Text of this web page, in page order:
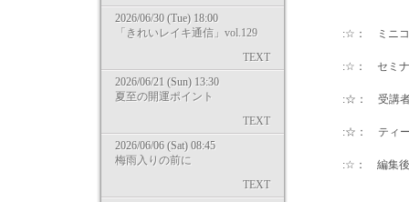
2026/06/30 (Tue) 18:00
「きれいレイキ通信」vol.129
TEXT
2026/06/21 (Sun) 13:30
夏至の開運ポイント
TEXT
2026/06/06 (Sat) 08:45
梅雨入りの前に
TEXT
:☆： ミニコラ
:☆： セミナー
:☆： 受講者の
:☆： ティーチ
:☆： 編集後